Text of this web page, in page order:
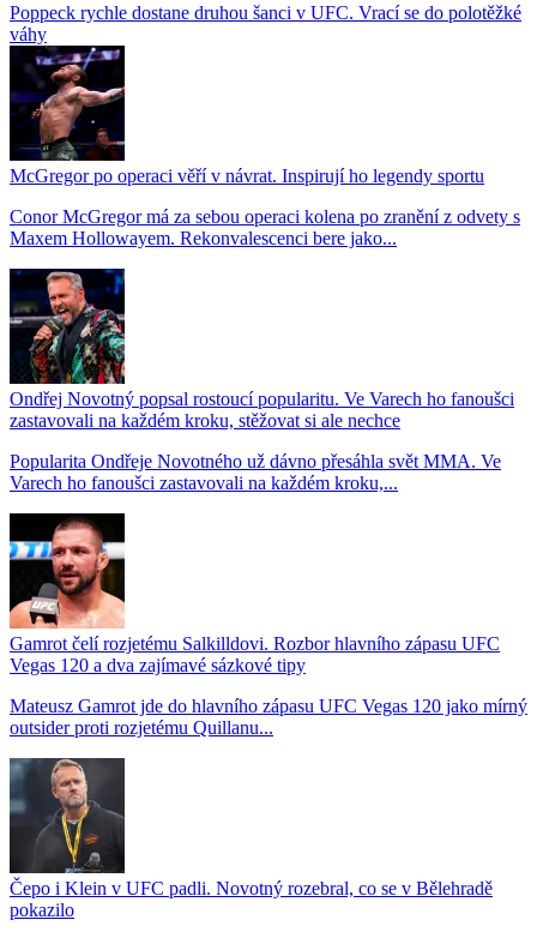
Poppeck rychle dostane druhou šanci v UFC. Vrací se do polotěžké
váhy
McGregor po operaci věří v návrat. Inspirují ho legendy sportu
Conor McGregor má za sebou operaci kolena po zranění z odvety s
Maxem Hollowayem. Rekonvalescenci bere jako...
Ondřej Novotný popsal rostoucí popularitu. Ve Varech ho fanoušci
zastavovali na každém kroku, stěžovat si ale nechce
Popularita Ondřeje Novotného už dávno přesáhla svět MMA. Ve
Varech ho fanoušci zastavovali na každém kroku,...
Gamrot čelí rozjetému Salkilldovi. Rozbor hlavního zápasu UFC
Vegas 120 a dva zajímavé sázkové tipy
Mateusz Gamrot jde do hlavního zápasu UFC Vegas 120 jako mírný
outsider proti rozjetému Quillanu...
Čepo i Klein v UFC padli. Novotný rozebral, co se v Bělehradě
pokazilo